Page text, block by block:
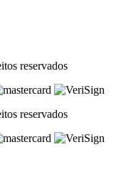
reservados
reservados